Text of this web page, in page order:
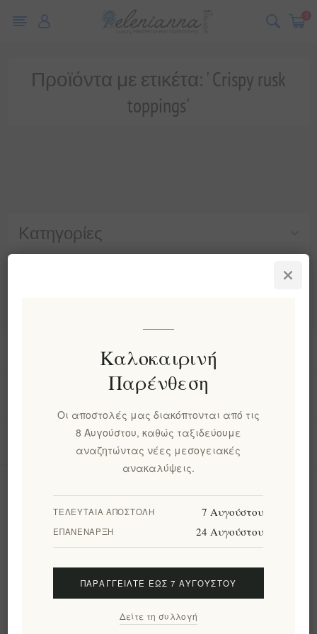
0
Κατηγορίες
Προϊόντα με ετικέτα: ' Crispy rusk
toppings'
Πληροφορίες
Ο λογαριασμός μου
Εργαλεία σελίδας
Ακολουθήστε μας
Καλοκαιρινή
Παρένθεση
Οι αποστολές μας διακόπτονται από τις
8 Αυγούστου, καθώς ταξιδεύουμε
αναζητώντας νέες μεσογειακές
ανακαλύψεις.
ΤΕΛΕΥΤΑΊΑ ΑΠΟΣΤΟΛΉ 7 Αυγούστου
ΕΠΑΝΈΝΑΡΞΗ 24 Αυγούστου
ΠΑΡΑΓΓΕΊΛΤΕ ΈΩΣ 7 ΑΥΓΟΎΣΤΟΥ
Δείτε τη συλλογή